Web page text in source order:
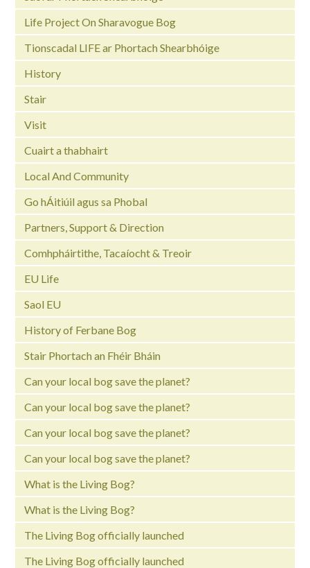
Life Project On Sharavogue Bog
Tionscadal LIFE ar Phortach Shearbhóige
History
Stair
Visit
Cuairt a thabhairt
Local And Community
Go hÁitiúil agus sa Phobal
Partners, Support & Direction
Comhpháirtithe, Tacaíocht & Treoir
EU Life
Saol EU
History of Ferbane Bog
Stair Phortach an Fhéir Bháin
Can your local bog save the planet?
Can your local bog save the planet?
Can your local bog save the planet?
Can your local bog save the planet?
What is the Living Bog?
What is the Living Bog?
The Living Bog officially launched
The Living Bog officially launched